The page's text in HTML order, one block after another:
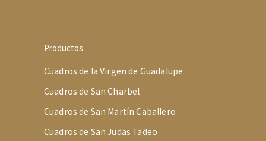
Productos
Cuadros de la Virgen de Guadalupe
Cuadros de San Charbel
Cuadros de San Martín Caballero
Cuadros de San Judas Tadeo